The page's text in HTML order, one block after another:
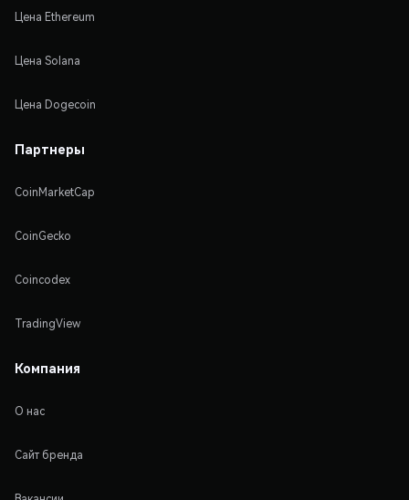
Цена Ethereum
Цена Solana
Цена Dogecoin
Партнеры
CoinMarketCap
CoinGecko
Coincodex
TradingView
Компания
О нас
Сайт бренда